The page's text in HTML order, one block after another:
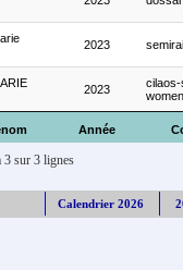
Année
2023
2023
3 sur 3 lignes
Calendrier 2026